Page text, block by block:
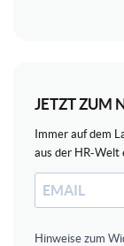
JETZT ZUM
Immer auf dem
aus der HR-Welt
Hinweise zum